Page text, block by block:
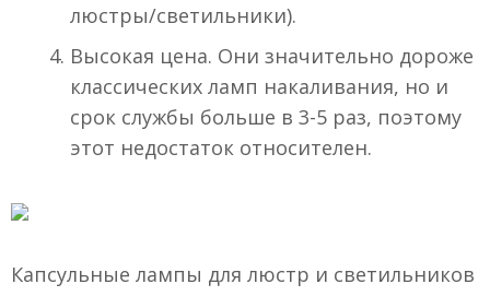
люстры/светильники).
Высокая цена. Они значительно дороже
классических ламп накаливания, но и
срок службы больше в 3-5 раз, поэтому
этот недостаток относителен.
Капсульные лампы для люстр и светильников